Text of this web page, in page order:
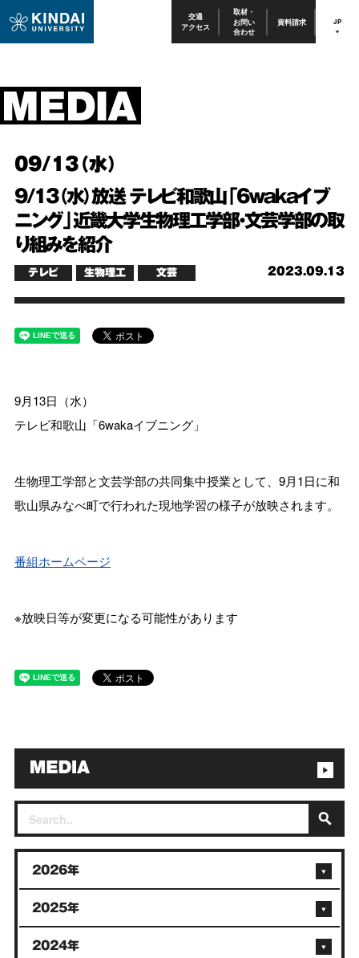
交通
アクセス
取材・
お問い
合わせ
資料請求 JP
09/13（水）
9/13（水）放送 テレビ和歌山「6wakaイブ
ニング」近畿大学生物理工学部・文芸学部の取
り組みを紹介
2023.09.13
テレビ 生物理工 文芸
9月13日（水）
テレビ和歌山「6wakaイブニング」
生物理工学部と文芸学部の共同集中授業として、9月1日に和
歌山県みなべ町で行われた現地学習の様子が放映されます。
番組ホームページ
※放映日等が変更になる可能性があります
2026年
2025年
2024年